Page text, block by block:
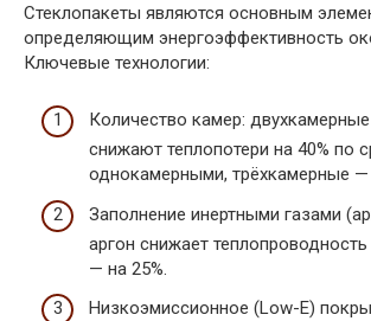
Стеклопакеты являются основным
определяющим энергоэффективность
Ключевые технологии:
Количество камер:
снижают теплопотери на 40% по
однокамерными, трёхкамерные —
Заполнение инертными газами
аргон снижает теплопроводность
— на 25%.
Низкоэмиссионное (Low-E)